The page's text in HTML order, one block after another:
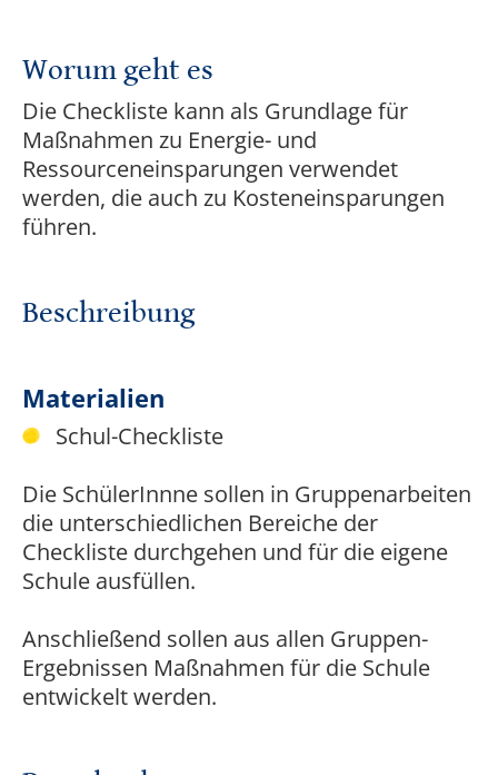
Worum geht es
Die Checkliste kann als Grundlage für
Maßnahmen zu Energie- und
Ressourceneinsparungen verwendet
werden, die auch zu Kosteneinsparungen
führen.
Beschreibung
Materialien
Schul-Checkliste
Die SchülerInnne sollen in Gruppenarbeiten
die unterschiedlichen Bereiche der
Checkliste durchgehen und für die eigene
Schule ausfüllen.
Anschließend sollen aus allen Gruppen-
Ergebnissen Maßnahmen für die Schule
entwickelt werden.